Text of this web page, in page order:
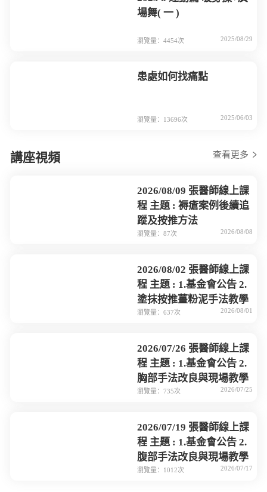
場舞( 一 )
瀏覽量：4454次 2025/08/29
患處如何找痛點
瀏覽量：13696次 2025/06/03
講座視頻 查看更多
2026/08/09 張醫師線上課
程 主題 : 褥瘡案例後續追
蹤及按推方法
瀏覽量：87次 2026/08/08
2026/08/02 張醫師線上課
程 主題 : 1.基金會公告 2.
塗抹按推薑粉泥手法教學
瀏覽量：637次 2026/08/01
2026/07/26 張醫師線上課
程 主題 : 1.基金會公告 2.
胸部手法改良與現場教學
瀏覽量：735次 2026/07/25
2026/07/19 張醫師線上課
程 主題 : 1.基金會公告 2.
腹部手法改良與現場教學
瀏覽量：1012次 2026/07/17